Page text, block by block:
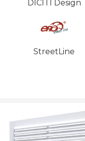
DICITI Design
StreetLine